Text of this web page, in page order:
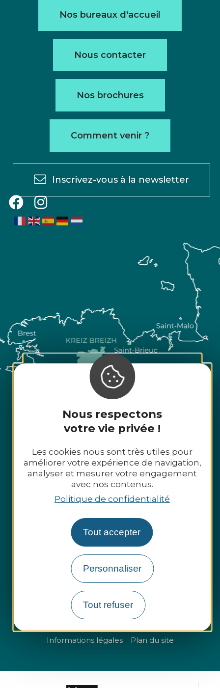
Nous respectons
votre vie privée !
Les cookies nous sont très utiles pour
améliorer votre expérience de navigation,
analyser et mesurer votre engagement
avec nos contenus.
Politique de confidentialité
Tout accepter
Personnaliser
Tout refuser
Nos bureaux d'accueil
Nous contacter
Nos brochures
Comment venir ?
Inscrivez-vous à la newsletter
Espace presse
Espace pro
Groupes et entreprises
Questions fréquentes
Informations légales Plan du site